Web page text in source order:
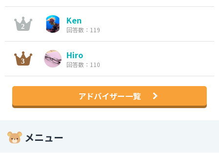
Ken
回答数：119
Hiro
回答数：110
アドバイザー一覧
メニュー